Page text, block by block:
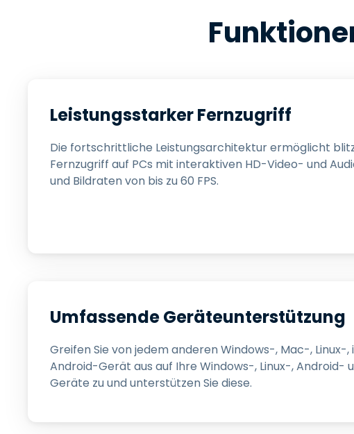
Leistungsstarker Fernzugriff
Die fortschrittliche Leistungsarchitektur ermöglicht
Fernzugriff auf PCs mit interaktiven HD-Video- und
und Bildraten von bis zu 60 FPS.
Umfassende Geräteunterstützung
Greifen Sie von jedem anderen Windows-, Mac-, Linux-,
Android-Gerät aus auf Ihre Windows-, Linux-, Android-
Geräte zu und unterstützen Sie diese.